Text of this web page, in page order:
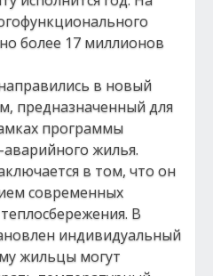
более 17 миллионов
в новый
предназначенный для
программы
аварийного жилья.
в том, что он
современных
В
индивидуальный
жильцы могут